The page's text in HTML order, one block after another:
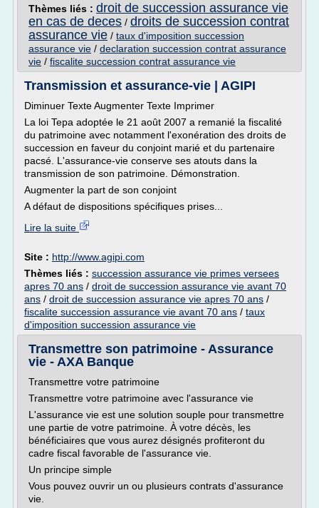
Thèmes liés : droit de succession assurance vie
en cas de deces / droits de succession contrat
assurance vie / taux d'imposition succession
assurance vie / declaration succession contrat assurance
vie / fiscalite succession contrat assurance vie
Transmission et assurance-vie | AGIPI
Diminuer Texte Augmenter Texte Imprimer
La loi Tepa adoptée le 21 août 2007 a remanié la fiscalité
du patrimoine avec notamment l'exonération des droits de
succession en faveur du conjoint marié et du partenaire
pacsé. L'assurance-vie conserve ses atouts dans la
transmission de son patrimoine. Démonstration.
Augmenter la part de son conjoint
A défaut de dispositions spécifiques prises...
Lire la suite
Site : http://www.agipi.com
Thèmes liés : succession assurance vie primes versees
apres 70 ans / droit de succession assurance vie avant 70
ans / droit de succession assurance vie apres 70 ans /
fiscalite succession assurance vie avant 70 ans / taux
d'imposition succession assurance vie
Transmettre son patrimoine - Assurance
vie - AXA Banque
Transmettre votre patrimoine
Transmettre votre patrimoine avec l'assurance vie
L'assurance vie est une solution souple pour transmettre
une partie de votre patrimoine. À votre décès, les
bénéficiaires que vous aurez désignés profiteront du
cadre fiscal favorable de l'assurance vie.
Un principe simple
Vous pouvez ouvrir un ou plusieurs contrats d'assurance
vie.